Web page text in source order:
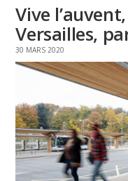
Vive
Versailles,
30 MARS 2020